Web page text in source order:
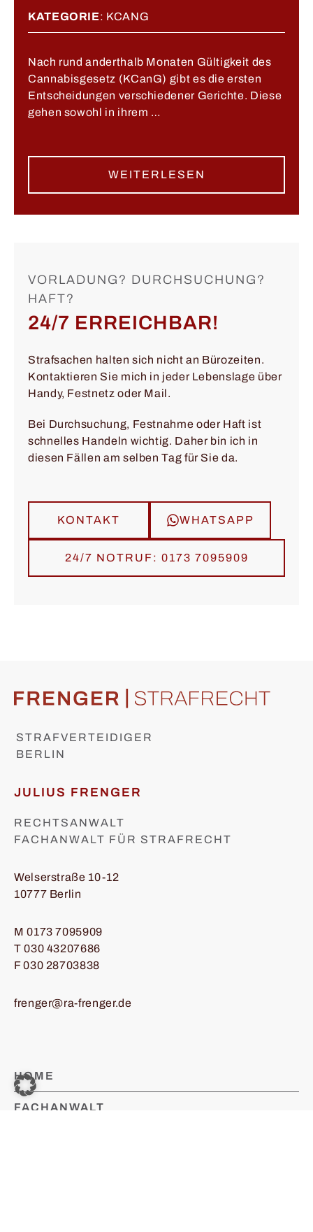
KATEGORIE: KCANG
Nach rund anderthalb Monaten Gültigkeit des
Cannabisgesetz (KCanG) gibt es die ersten
Entscheidungen verschiedener Gerichte. Diese
gehen sowohl in ihrem …
WEITERLESEN
VORLADUNG? DURCHSUCHUNG?
HAFT?
24/7 ERREICHBAR!
Strafsachen halten sich nicht an Bürozeiten.
Kontaktieren Sie mich in jeder Lebenslage über
Handy, Festnetz oder Mail.
Bei Durchsuchung, Festnahme oder Haft ist
schnelles Handeln wichtig. Daher bin ich in
diesen Fällen am selben Tag für Sie da.
KONTAKT WHATSAPP
24/7 NOTRUF: 0173 7095909
STRAFVERTEIDIGER
BERLIN
JULIUS FRENGER
RECHTSANWALT
FACHANWALT FÜR STRAFRECHT
Welserstraße 10-12
10777 Berlin
M0173 7095909
T030 43207686
F 030 28703838
frenger@ra-frenger.de
HOME
FACHANWALT